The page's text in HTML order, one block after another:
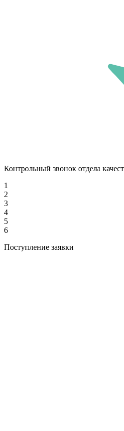
Контрольный звонок отдела
1
2
3
4
5
6
Поступление заявки